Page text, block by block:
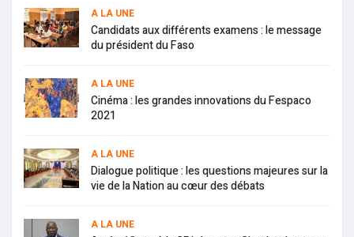
A LA UNE
Candidats aux différents examens : le message
du président du Faso
A LA UNE
Cinéma : les grandes innovations du Fespaco
2021
A LA UNE
Dialogue politique : les questions majeures sur la
vie de la Nation au cœur des débats
A LA UNE